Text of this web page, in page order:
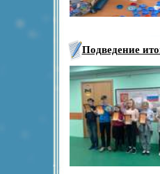
Подведение